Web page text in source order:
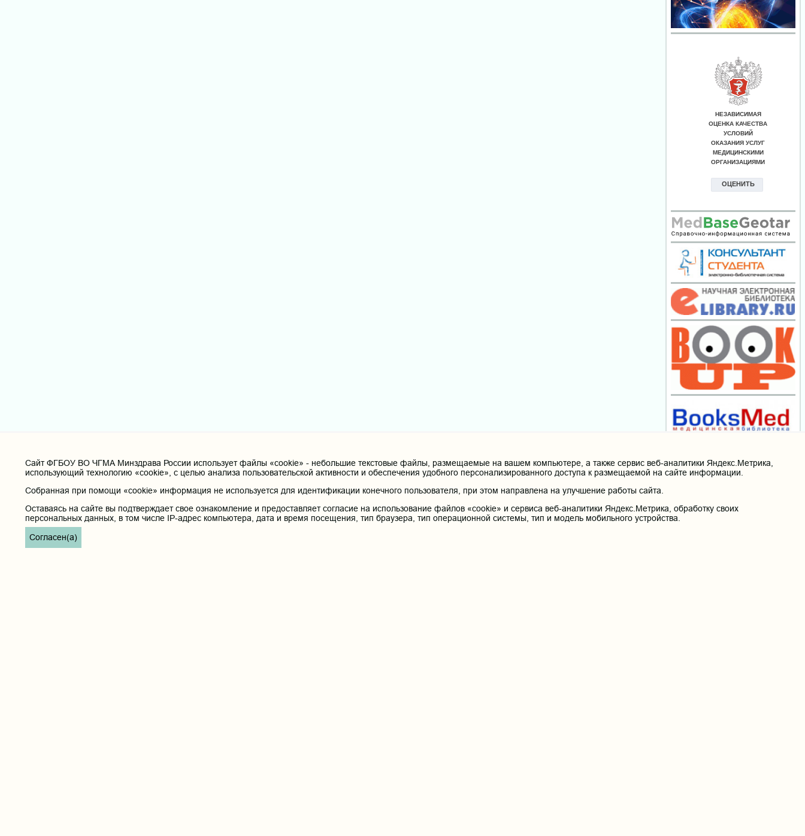
Cайт ФГБОУ ВО ЧГМА Минздрава России использует файлы «cookie» - небольшие текстовые файлы, размещаемые на вашем компьютере, а также сервис веб-аналитики Яндекс.Метрика,
использующий технологию «cookie», с целью анализа пользовательской активности и обеспечения удобного персонализированного доступа к размещаемой на сайте информации.
Собранная при помощи «cookie» информация не используется для идентификации конечного пользователя, при этом направлена на улучшение работы сайта.
Оставаясь на сайте вы подтверждает свое ознакомление и предоставляет согласие на использование файлов «cookie» и сервиса веб-аналитики Яндекс.Метрика, обработку своих
персональных данных, в том числе IP-адрес компьютера, дата и время посещения, тип браузера, тип операционной системы, тип и модель мобильного устройства.
Согласен(а)